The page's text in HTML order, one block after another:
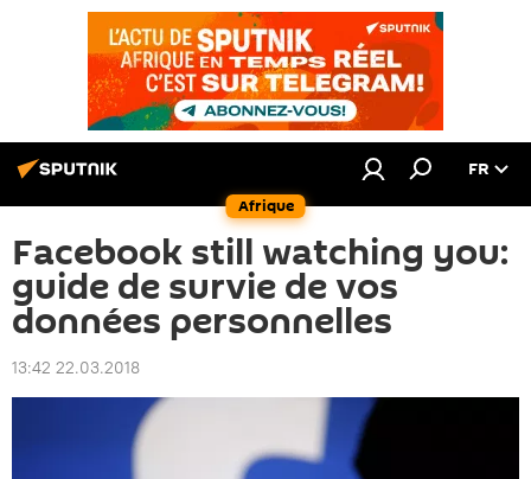
Afrique
FR
Facebook still watching you:
guide de survie de vos
données personnelles
13:42 22.03.2018